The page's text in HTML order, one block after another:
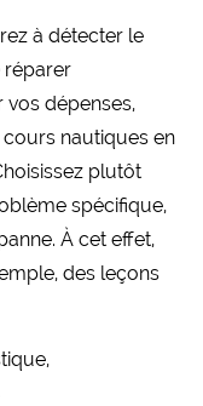
à détecter le
réparer
vos dépenses,
nautiques en
plutôt
spécifique,
À cet effet,
des leçons